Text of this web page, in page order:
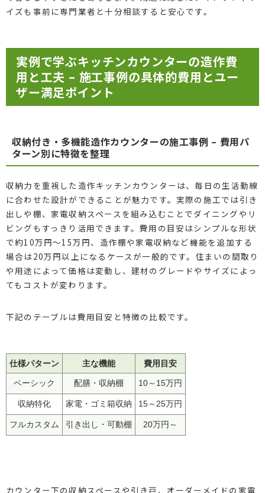
イズも事前に専門業者と十分相談すると安心です。
実例で学ぶキッチンカウンターの造作費
用と工夫 – 施工事例の具体的費用とユー
ザー満足ポイント
収納付き・多機能造作カウンターの施工事例 – 費用パ
ターン別に特徴を整理
収納力を重視した造作キッチンカウンターは、毎日の生活動線
に合わせた設計ができることが魅力です。実際の施工では引き
出しや棚、家電収納スペースを組み込むことでダイニングやリ
ビングもすっきり活用できます。費用の目安はシンプルな形状
で約10万円～15万円、造作棚や家電収納など機能を追加する
場合は20万円以上になるケースが一般的です。住まいの間取り
や用途によって価格は変動し、建材のグレードやサイズによっ
てもコストが変わります。
下記のテーブルは費用目安と特徴の比較です。
仕様パターン 主な機能 費用目安
ベーシック 配膳・収納棚 10～15万円
収納特化 家電・ゴミ箱収納 15～25万円
フルカスタム 引き出し・可動棚 20万円～
カウンター下の収納スペースや引き戸、オーダーメイドの家電